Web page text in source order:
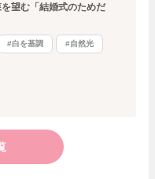
望む「結婚式のためだ
#白を基調 #自然光